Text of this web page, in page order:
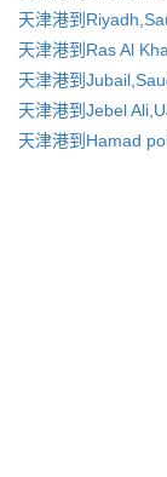
天津港到
天津港到
天津港到Jebel
天津港到Hamad